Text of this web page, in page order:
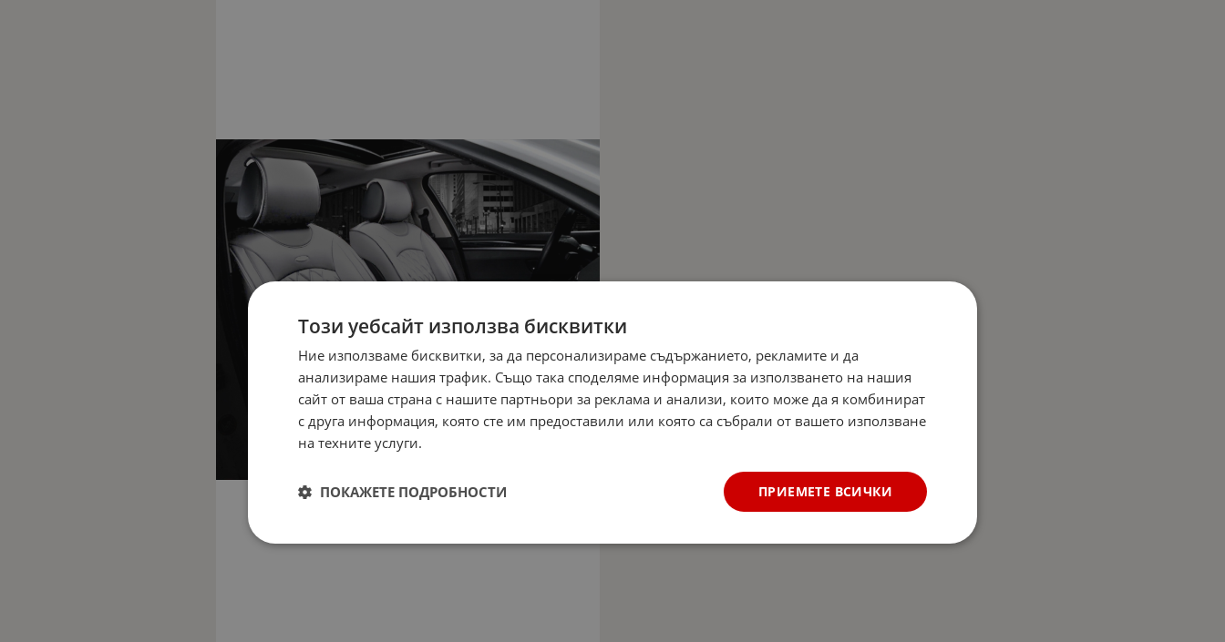
Този уебсайт използва бисквитки
Ние използваме бисквитки, за да персонализираме съдържанието, рекламите и да
анализираме нашия трафик. Също така споделяме информация за използването на нашия
сайт от ваша страна с нашите партньори за реклама и анализи, които може да я комбинират
с друга информация, която сте им предоставили или която са събрали от вашето използване
на техните услуги.
ПРИЕМЕТЕ ВСИЧКИ
ПОКАЖЕТЕ ПОДРОБНОСТИ